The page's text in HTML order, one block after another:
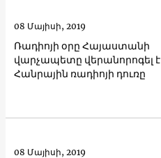
Ռադիոյի օրը Հայաստանի
վարչապետը վերանորոգել է
Հանրային ռադիոյի դուռը
08 Մայիսի, 2019
08 Մայիսի, 2019